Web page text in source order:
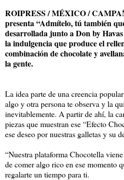
ROIPRESS / MÉXICO /
presenta “Admítelo, tú también
desarrollada junto a Don by
la indulgencia que produce el
combinación de chocolate y
la gente.
La idea parte de una creencia
algo y otra persona te observa y la
inevitablemente. A partir de ahí, la
piezas que muestran ese “Efecto
ese deseo por nuestras galletas y su
“Nuestra plataforma Chocotella
de comer algo rico en ese momento
regalarte un tiempo para ti.